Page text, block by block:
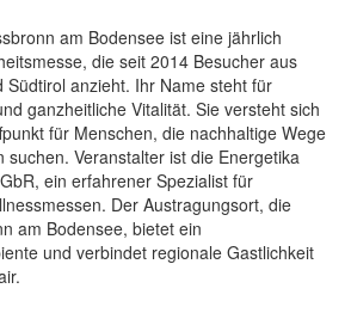
am Bodensee ist eine jährlich
die seit 2014 Besucher aus
Südtirol anzieht. Ihr Name steht für
ganzheitliche Vitalität. Sie versteht sich
für Menschen, die nachhaltige Wege
suchen. Veranstalter ist die Energetika
ein erfahrener Spezialist für
Der Austragungsort, die
am Bodensee, bietet ein
und verbindet regionale Gastlichkeit